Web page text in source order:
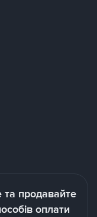
та продавайте
оплати